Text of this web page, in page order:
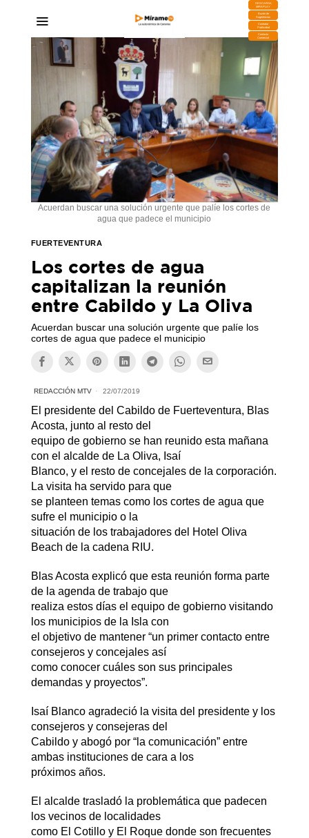
DESCARGA
MIRAPLAY
Buzón de
Sugerencias
Contratar
Publicidad
Contacto
Comercial
Acuerdan buscar una solución urgente que palíe los cortes de
agua que padece el municipio
FUERTEVENTURA
Los cortes de agua
capitalizan la reunión
entre Cabildo y La Oliva
Acuerdan buscar una solución urgente que palíe los
cortes de agua que padece el municipio
REDACCIÓN MTV 22/07/2019
El presidente del Cabildo de Fuerteventura, Blas
Acosta, junto al resto del
equipo de gobierno se han reunido esta mañana
con el alcalde de La Oliva, Isaí
Blanco, y el resto de concejales de la corporación.
La visita ha servido para que
se planteen temas como los cortes de agua que
sufre el municipio o la
situación de los trabajadores del Hotel Oliva
Beach de la cadena RIU.
Blas Acosta explicó que esta reunión forma parte
de la agenda de trabajo que
realiza estos días el equipo de gobierno visitando
los municipios de la Isla con
el objetivo de mantener “un primer contacto entre
consejeros y concejales así
como conocer cuáles son sus principales
demandas y proyectos”.
Isaí Blanco agradeció la visita del presidente y los
consejeros y consejeras del
Cabildo y abogó por “la comunicación” entre
ambas instituciones de cara a los
próximos años.
El alcalde trasladó la problemática que padecen
los vecinos de localidades
como El Cotillo y El Roque donde son frecuentes